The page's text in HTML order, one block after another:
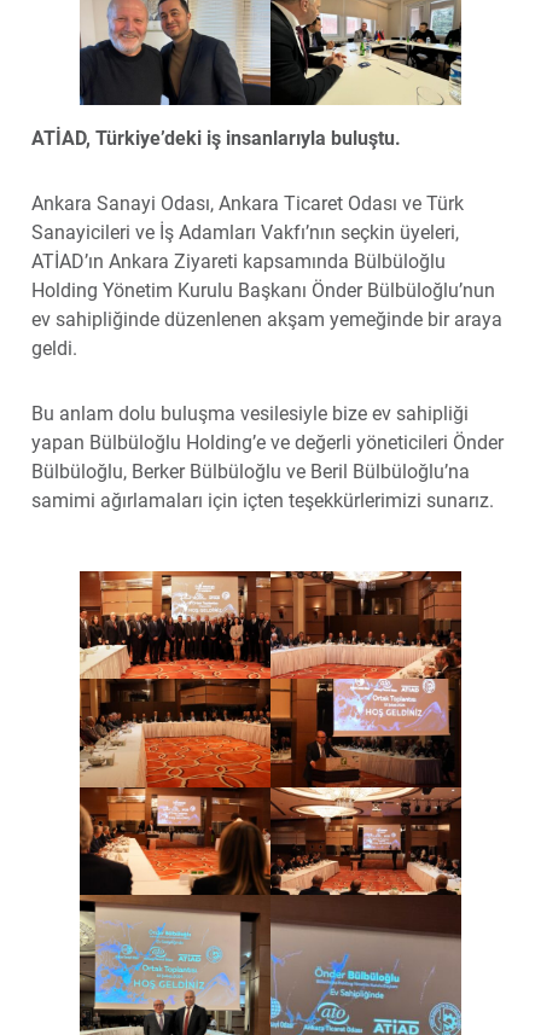
ATİAD, Türkiye’deki iş insanlarıyla buluştu.
Ankara Sanayi Odası, Ankara Ticaret Odası ve Türk
Sanayicileri ve İş Adamları Vakfı’nın seçkin üyeleri,
ATİAD’ın Ankara Ziyareti kapsamında Bülbüloğlu
Holding Yönetim Kurulu Başkanı Önder Bülbüloğlu’nun
ev sahipliğinde düzenlenen akşam yemeğinde bir araya
geldi.
Bu anlam dolu buluşma vesilesiyle bize ev sahipliği
yapan Bülbüloğlu Holding’e ve değerli yöneticileri Önder
Bülbüloğlu, Berker Bülbüloğlu ve Beril Bülbüloğlu’na
samimi ağırlamaları için içten teşekkürlerimizi sunarız.